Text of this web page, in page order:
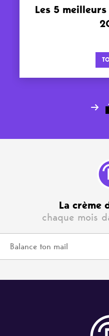
Les 5
La crème
chaque mois